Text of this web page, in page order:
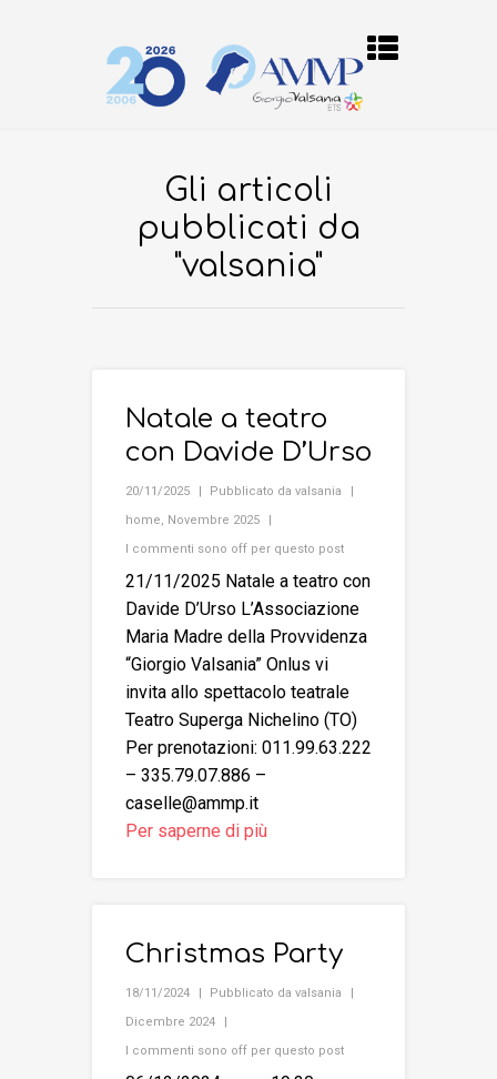
Gli articoli
pubblicati da
"valsania"
Natale a teatro
con Davide D’Urso
20/11/2025 Pubblicato da valsania
home, Novembre 2025
I commenti sono off per questo post
21/11/2025 Natale a teatro con
Davide D’Urso L’Associazione
Maria Madre della Provvidenza
“Giorgio Valsania” Onlus vi
invita allo spettacolo teatrale
Teatro Superga Nichelino (TO)
Per prenotazioni: 011.99.63.222
– 335.79.07.886 –
caselle@ammp.it
Per saperne di più
Christmas Party
18/11/2024 Pubblicato da valsania
Dicembre 2024
I commenti sono off per questo post